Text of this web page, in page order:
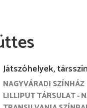
szeptember 2021.
Játszóhelyek,
NAGYVÁRADI SZÍNHÁZ
LILLIPUT TÁRSULAT -